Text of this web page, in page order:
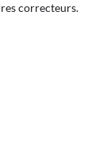
correcteurs.